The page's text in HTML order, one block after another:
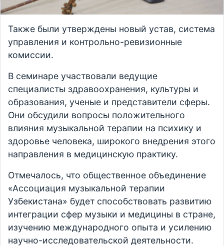
Также были утверждены новый устав, система
управления и контрольно-ревизионные
комиссии.
В семинаре участвовали ведущие
специалисты здравоохранения, культуры и
образования, ученые и представители сферы.
Они обсудили вопросы положительного
влияния музыкальной терапии на психику и
здоровье человека, широкого внедрения этого
направления в медицинскую практику.
Отмечалось, что общественное объединение
«Ассоциация музыкальной терапии
Узбекистана» будет способствовать развитию
интеграции сфер музыки и медицины в стране,
изучению международного опыта и усилению
научно-исследовательской деятельности.